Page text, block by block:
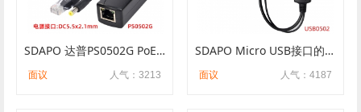
SDAPO 达普PS0502G PoE 分离器 af协议标准 5V2.4A 千兆POE分离器 隔离型
人气：3213
面议
SDAPO Micro USB接口的POE分离器 USB0502分离器 百兆POE分离器
人气：4187
面议